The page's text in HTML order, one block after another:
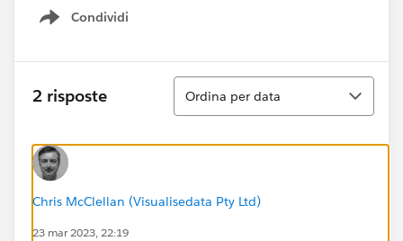
Condividi
Show menu
2 risposte
Ordina
Ordina per data
Chris McClellan (Visualisedata Pty Ltd)
23 mar 2023, 22:19